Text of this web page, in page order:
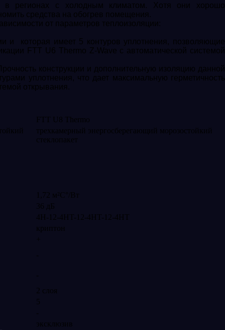
в регионах с холодным климатом. Хотя они хорошо
средства на обогрев помещения.
от параметров теплоизоляции:
и которая имеет 5 контуров уплотнения, позволяющие
FTT U6 Thermo Z-Wave с автоматической системой
конструкции и дополнительную изоляцию данной
уплотнения, что дает максимальную герметичность
открывания.
FTT U8 Thermo
трехкамерный энергосберегающий морозостойкий
стеклопакет
1,72 м²С°/Вт
36 дБ
4H-12-4HT-12-4HT-12-4HT
криптон
+
-
-
2 слоя
5
-
эксклюзив